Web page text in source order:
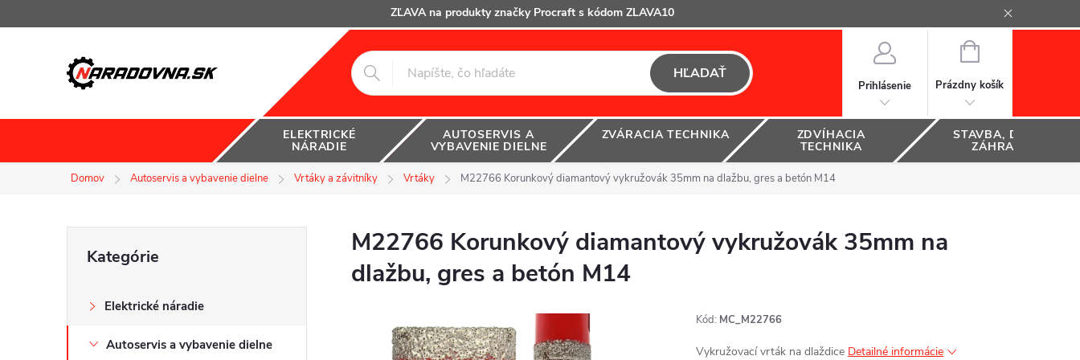
na
ZĽAVA na produkty značky Procraft s kódom ZLAVA10
HĽADAŤ
Prihlásenie
NÁKUPNÝ
Prázdny košík
ELEKTRICKÉ
NÁRADIE
AUTOSERVIS A
VYBAVENIE DIELNE
ZVÁRACIA TECHNIKA ZDVÍHACIA
TECHNIKA
STAVBA, DOM A
ZÁHRADA
Domov Autoservis a vybavenie dielne Vrtáky a závitníky Vrtáky M22766 Korunkový diamantový vykružovák 35mm na dlažbu, gres a betón M14
č
kategórie
Kategórie
Elektrické náradie
Autoservis a vybavenie dielne
M22766 Korunkový diamantový vykružovák 35mm na
dlažbu, gres a betón M14
Kód: MC_M22766
Vykružovací vrták na dlaždice Detailné informácie